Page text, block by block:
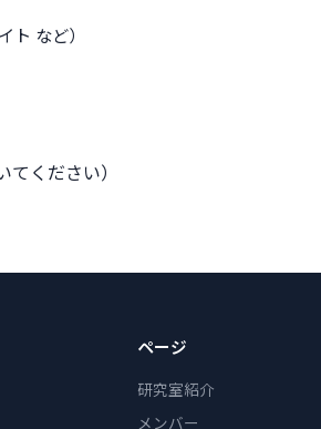
ト など）
てください）
ページ
研究室紹介
メンバー